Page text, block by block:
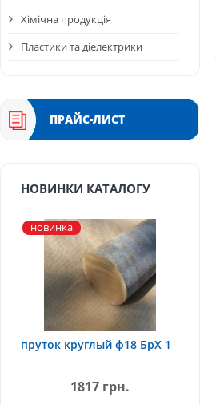
Хімічна продукція
Пластики та діелектрики
ПРАЙС-ЛИСТ
НОВИНКИ КАТАЛОГУ
новинка
пруток круглый ф18 БрХ 1
1817 грн.